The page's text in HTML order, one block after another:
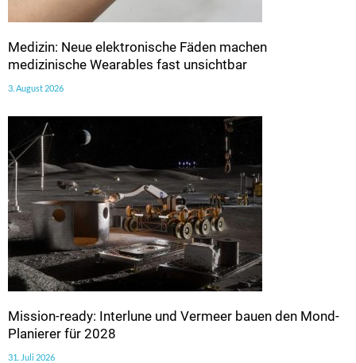
Medizin: Neue elektronische Fäden machen
medizinische Wearables fast unsichtbar
3. August 2026
Mission-ready: Interlune und Vermeer bauen den Mond-
Planierer für 2028
31. Juli 2026